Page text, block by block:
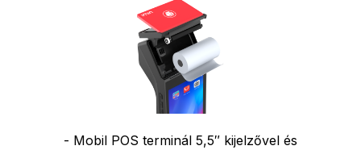
- Mobil POS terminál 5,5″ kijelzővel és